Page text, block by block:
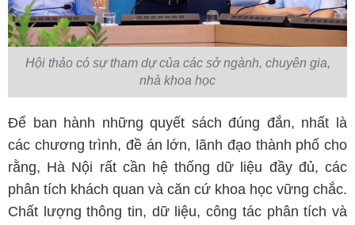
Hội thảo có sự tham dự của các sở ngành, chuyên gia,
nhà khoa học
Để ban hành những quyết sách đúng đắn, nhất là
các chương trình, đề án lớn, lãnh đạo thành phố cho
rằng, Hà Nội rất cần hệ thống dữ liệu đầy đủ, các
phân tích khách quan và căn cứ khoa học vững chắc.
Chất lượng thông tin, dữ liệu, công tác phân tích và